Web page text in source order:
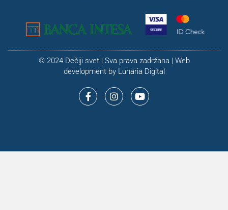
© 2024 Dečiji svet | Sva prava zadržana | Web
development by Lunaria Digital